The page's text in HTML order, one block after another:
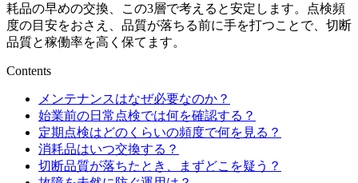
耗品の早めの交換、この3層で考えると安定します。点検頻
度の目安をおさえ、品質が落ちる前に手を打つことで、切断
品質と稼働率を高く保てます。
Contents
メンテナンスはなぜ必要なのか？
始業前の日常点検では何を確認する？
定期点検はどのくらいの頻度で何を見る？
消耗品はいつ交換する？
切断品質が落ちたとき、まずどこを疑う？